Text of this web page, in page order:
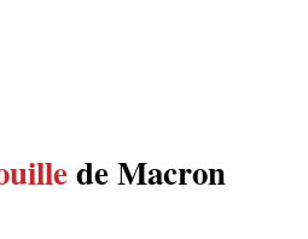
de Macron